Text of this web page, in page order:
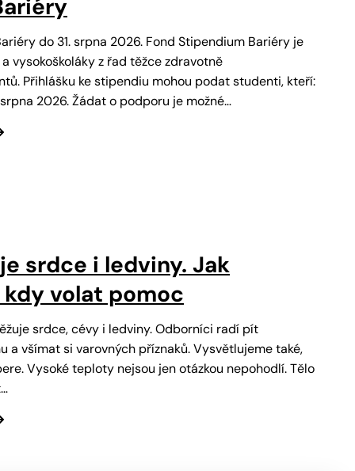
do 31. srpna 2026. Fond Stipendium Bariéry je
vysokoškoláky z řad těžce zdravotně
Přihlášku ke stipendiu mohou podat studenti, kteří:
2026. Žádat o podporu je možné…
srdce i ledviny. Jak
volat pomoc
srdce, cévy i ledviny. Odborníci radí pít
a všímat si varovných příznaků. Vysvětlujeme také,
Vysoké teploty nejsou jen otázkou nepohodlí. Tělo